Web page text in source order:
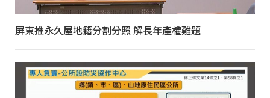
屏東推永久屋地籍分割分照 解長年產權難題